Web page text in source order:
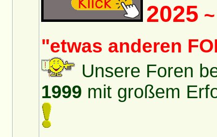
2025
"etwas anderen
Unsere Foren
1999 mit großem